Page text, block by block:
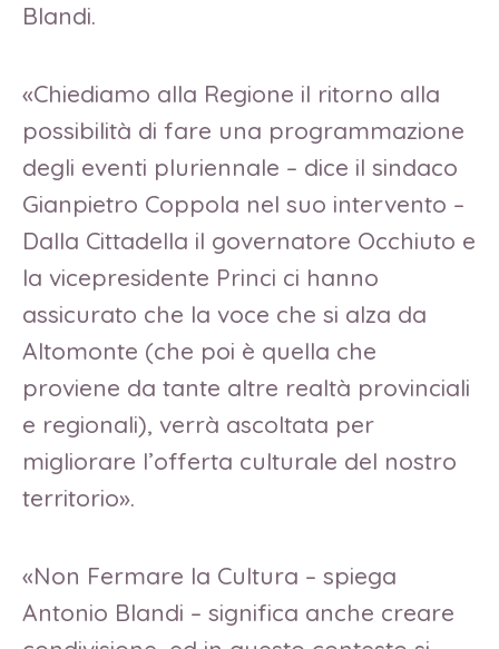
Blandi.
«Chiediamo alla Regione il ritorno alla
possibilità di fare una programmazione
degli eventi pluriennale – dice il sindaco
Gianpietro Coppola nel suo intervento –
Dalla Cittadella il governatore Occhiuto e
la vicepresidente Princi ci hanno
assicurato che la voce che si alza da
Altomonte (che poi è quella che
proviene da tante altre realtà provinciali
e regionali), verrà ascoltata per
migliorare l’offerta culturale del nostro
territorio».
«Non Fermare la Cultura – spiega
Antonio Blandi – significa anche creare